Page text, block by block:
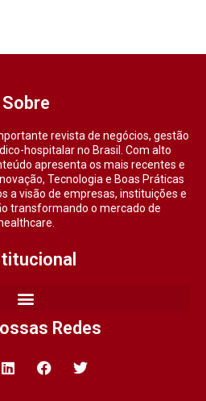
Sobre
revista de negócios, gestão
hospitalar no Brasil. Com alto
apresenta os mais recentes e
Tecnologia e Boas Práticas
a visão de empresas, instituições e
transformando o mercado de
healthcare.
Redes